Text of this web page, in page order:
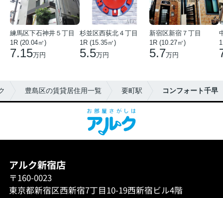
練馬区下石神井５丁目
1R (20.04㎡)
7.15万円
杉並区西荻北４丁目
1R (15.35㎡)
5.5万円
新宿区新宿７丁目
1R (10.27㎡)
5.7万円
豊島区の賃貸居住用一覧 要町駅 コンフォート千早
アルク新宿店
〒160-0023
東京都新宿区西新宿7丁目10-19西新宿ビル4階